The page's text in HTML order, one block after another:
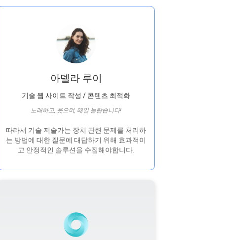
아델라 루이
기술 웹 사이트 작성 / 콘텐츠 최적화
노래하고, 웃으며, 매일 놀랍습니다!
따라서 기술 저술가는 장치 관련 문제를 처리하
는 방법에 대한 질문에 대답하기 위해 효과적이
고 안정적인 솔루션을 수집해야합니다.